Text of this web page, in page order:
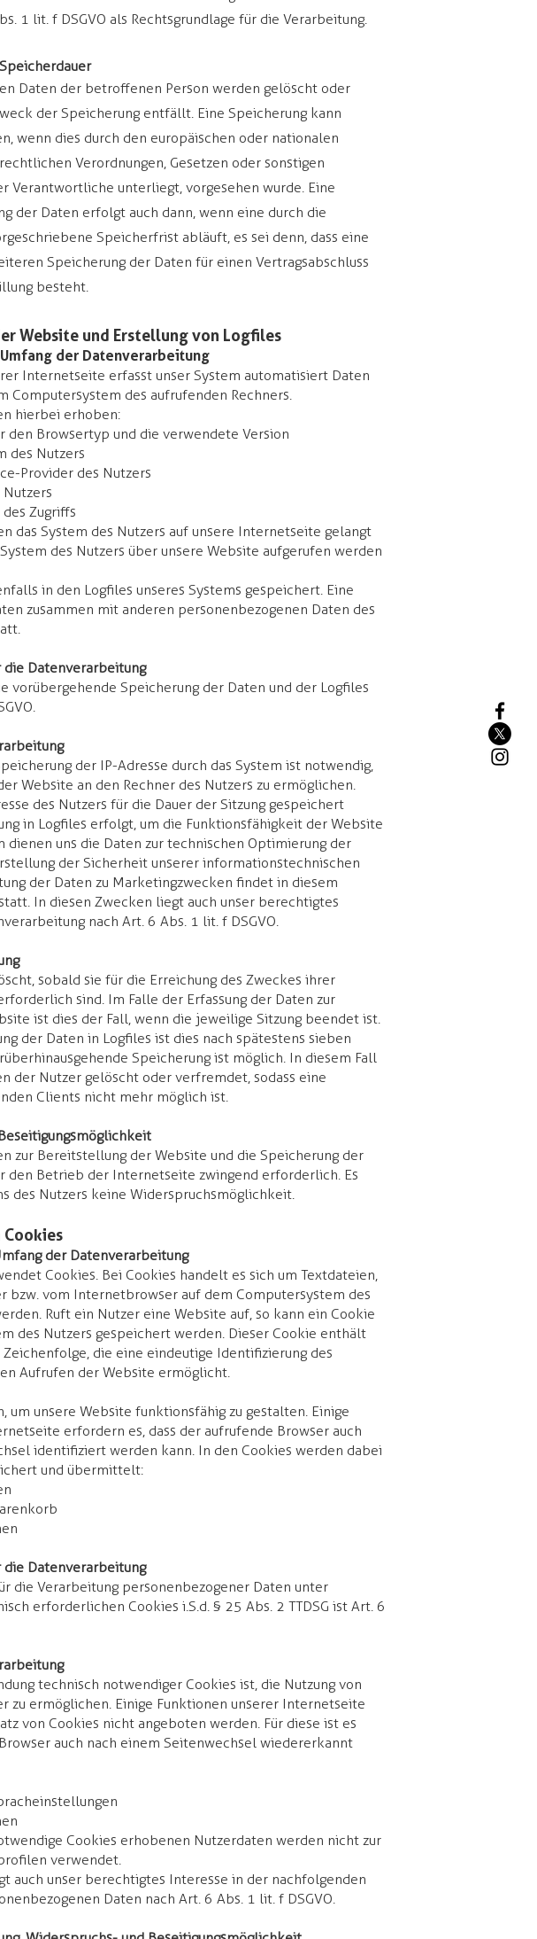
1 lit. f DSGVO als Rechtsgrundlage für die Verarbeitung.
Daten der betroffenen Person werden gelöscht oder
der Speicherung entfällt. Eine Speicherung kann
wenn dies durch den europäischen oder nationalen
Verordnungen, Gesetzen oder sonstigen
Verantwortliche unterliegt, vorgesehen wurde. Eine
der Daten erfolgt auch dann, wenn eine durch die
Speicherfrist abläuft, es sei denn, dass eine
Speicherung der Daten für einen Vertragsabschluss
besteht.
Website und Erstellung von Logfiles
der Datenverarbeitung
Internetseite erfasst unser System automatisiert Daten
Computersystem des aufrufenden Rechners.
hierbei erhoben:
den Browsertyp und die verwendete Version
des Nutzers
Provider des Nutzers
Nutzers
Zugriffs
das System des Nutzers auf unsere Internetseite gelangt
des Nutzers über unsere Website aufgerufen werden
in den Logfiles unseres Systems gespeichert. Eine
zusammen mit anderen personenbezogenen Daten des
die Datenverarbeitung
vorübergehende Speicherung der Daten und der Logfiles
der IP-Adresse durch das System ist notwendig,
Website an den Rechner des Nutzers zu ermöglichen.
des Nutzers für die Dauer der Sitzung gespeichert
in Logfiles erfolgt, um die Funktionsfähigkeit der Website
dienen uns die Daten zur technischen Optimierung der
der Sicherheit unserer informationstechnischen
der Daten zu Marketingzwecken findet in diesem
In diesen Zwecken liegt auch unser berechtigtes
nach Art. 6 Abs. 1 lit. f DSGVO.
sobald sie für die Erreichung des Zweckes ihrer
sind. Im Falle der Erfassung der Daten zur
ist dies der Fall, wenn die jeweilige Sitzung beendet ist.
der Daten in Logfiles ist dies nach spätestens sieben
Speicherung ist möglich. In diesem Fall
der Nutzer gelöscht oder verfremdet, sodass eine
Clients nicht mehr möglich ist.
zur Bereitstellung der Website und die Speicherung der
den Betrieb der Internetseite zwingend erforderlich. Es
des Nutzers keine Widerspruchsmöglichkeit.
Cookies
der Datenverarbeitung
Cookies. Bei Cookies handelt es sich um Textdateien,
bzw. vom Internetbrowser auf dem Computersystem des
Ruft ein Nutzer eine Website auf, so kann ein Cookie
des Nutzers gespeichert werden. Dieser Cookie enthält
die eine eindeutige Identifizierung des
Aufrufen der Website ermöglicht.
um unsere Website funktionsfähig zu gestalten. Einige
erfordern es, dass der aufrufende Browser auch
identifiziert werden kann. In den Cookies werden dabei
und übermittelt:
die Datenverarbeitung​
die Verarbeitung personenbezogener Daten unter
erforderlichen Cookies i.S.d. § 25 Abs. 2 TTDSG ist Art. 6
technisch notwendiger Cookies ist, die Nutzung von
zu ermöglichen. Einige Funktionen unserer Internetseite
von Cookies nicht angeboten werden. Für diese ist es
auch nach einem Seitenwechsel wiedererkannt
Cookies erhobenen Nutzerdaten werden nicht zur
verwendet.
auch unser berechtigtes Interesse in der nachfolgenden
Daten nach Art. 6 Abs. 1 lit. f DSGVO.